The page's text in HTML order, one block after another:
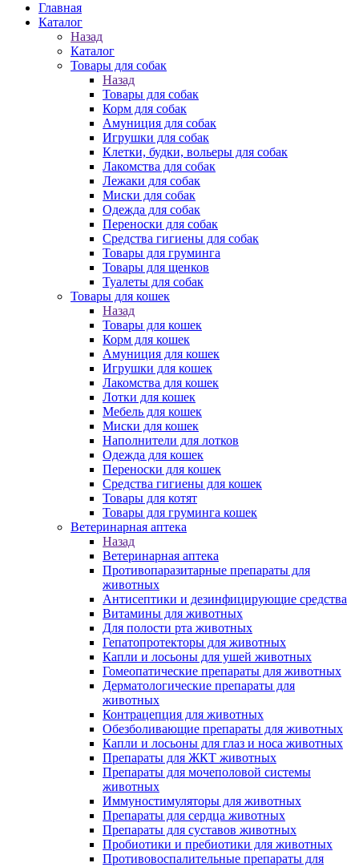
Главная
Каталог
Назад
Каталог
Товары для собак
Назад
Товары для собак
Корм для собак
Амуниция для собак
Игрушки для собак
Клетки, будки, вольеры для собак
Лакомства для собак
Лежаки для собак
Миски для собак
Одежда для собак
Переноски для собак
Средства гигиены для собак
Товары для груминга
Товары для щенков
Туалеты для собак
Товары для кошек
Назад
Товары для кошек
Корм для кошек
Амуниция для кошек
Игрушки для кошек
Лакомства для кошек
Лотки для кошек
Мебель для кошек
Миски для кошек
Наполнители для лотков
Одежда для кошек
Переноски для кошек
Средства гигиены для кошек
Товары для котят
Товары для груминга кошек
Ветеринарная аптека
Назад
Ветеринарная аптека
Противопаразитарные препараты для
животных
Антисептики и дезинфицирующие средства
Витамины для животных
Для полости рта животных
Гепатопротекторы для животных
Капли и лосьоны для ушей животных
Гомеопатические препараты для животных
Дерматологические препараты для
животных
Контрацепция для животных
Обезболивающие препараты для животных
Капли и лосьоны для глаз и носа животных
Препараты для ЖКТ животных
Препараты для мочеполовой системы
животных
Иммуностимуляторы для животных
Препараты для сердца животных
Препараты для суставов животных
Пробиотики и пребиотики для животных
Противовоспалительные препараты для